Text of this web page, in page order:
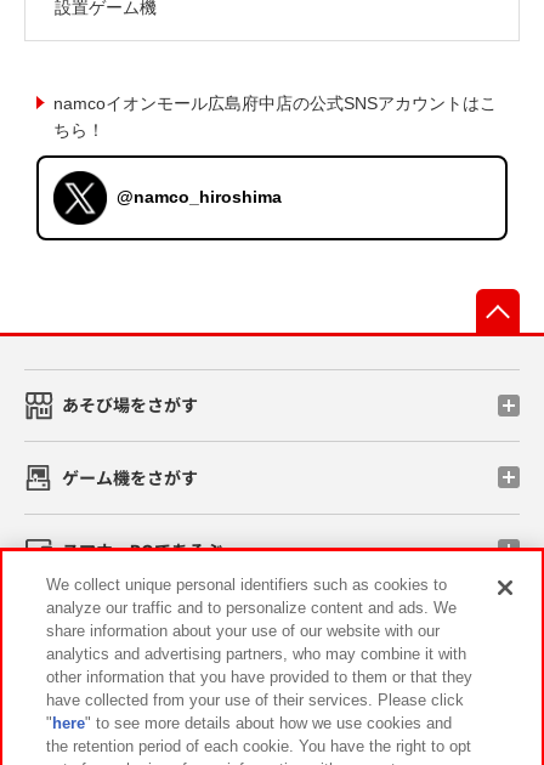
設置ゲーム機
namcoイオンモール広島府中店の公式SNSアカウントはこ
ちら！
@namco_hiroshima
あそび場をさがす
ゲーム機をさがす
スマホ・PCであそぶ
イベント・キャンペーン
関連会社 サステナビリティ サイトポリシー
We collect unique personal identifiers such as cookies to
analyze our traffic and to personalize content and ads. We
share information about your use of our website with our
analytics and advertising partners, who may combine it with
other information that you have provided to them or that they
have collected from your use of their services. Please click
" here" to see more details about how we use cookies and
the retention period of each cookie. You have the right to opt